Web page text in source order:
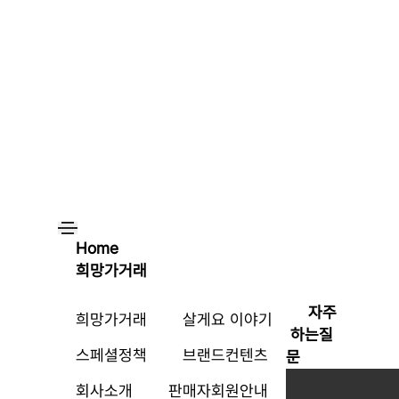
Home
희망가거래
희망가거래
살게요 이야기
스페셜정책
브랜드컨텐츠
회사소개
판매자회원안내
자주
하는질
문